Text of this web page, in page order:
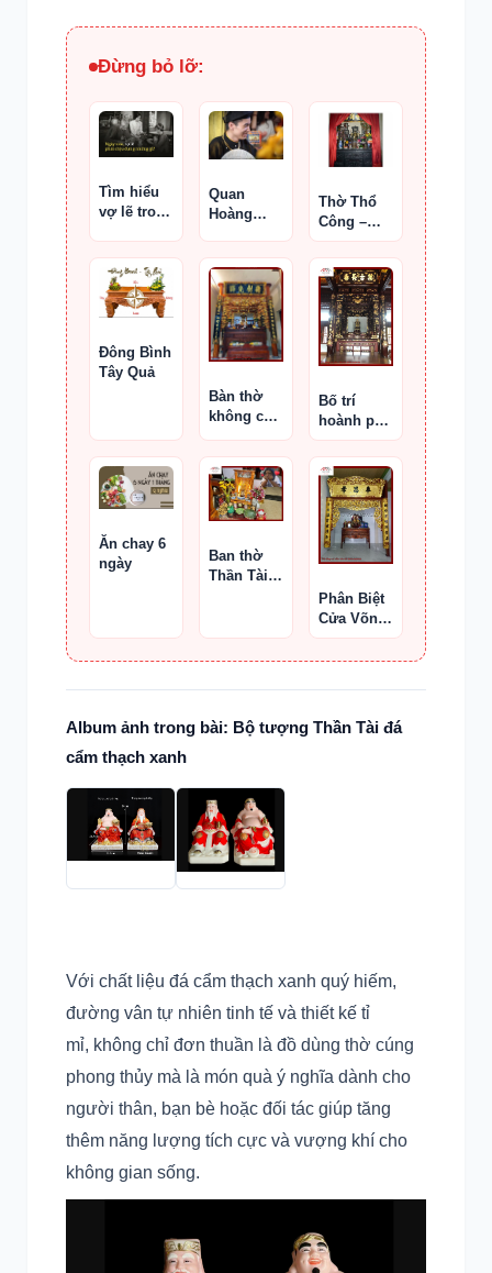
Đừng bỏ lỡ:
Tìm hiểu
vợ lẽ trong
kiến
Quan
Hoàng
Thờ Thổ
Công –
Thổ Địa có
bắt buộc
dùng
tượng hay
bát hương
riêng
không
Đông Bình
Tây Quả
Bàn thờ
không cần
bài vị
được
không
Bố trí
hoành phi
câu đối
cho ban
thờ
Ăn chay 6
ngày
Ban thờ
Thần Tài
Phân Biệt
Cửa Võng,
Y Môn Và
Thiều
Album ảnh trong bài: Bộ tượng Thần Tài đá
cẩm thạch xanh
Với chất liệu đá cẩm thạch xanh quý hiếm,
đường vân tự nhiên tinh tế và thiết kế tỉ
mỉ, không chỉ đơn thuần là đồ dùng thờ cúng
phong thủy mà là món quà ý nghĩa dành cho
người thân, bạn bè hoặc đối tác giúp tăng
thêm năng lượng tích cực và vượng khí cho
không gian sống.